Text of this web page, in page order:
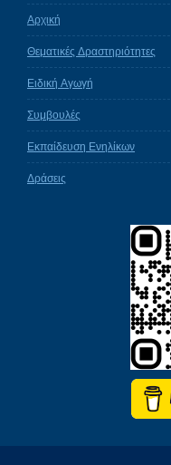
Αρχική
Θεματικές Δραστηριότητες
Ειδική Αγωγή
Συμβουλές
Εκπαίδευση Ενηλίκων
Δράσεις